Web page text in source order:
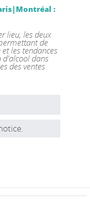
:
lieu, les deux
de
les tendances
dans
des ventes